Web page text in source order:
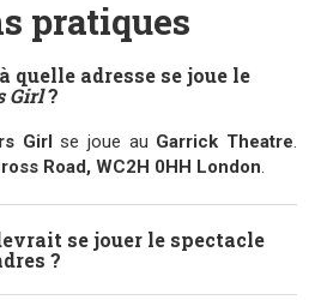
pratiques
quelle adresse se joue le
Girl?
Girl se joue au Garrick Theatre.
Road, WC2H 0HH London.
se jouer le spectacle
?